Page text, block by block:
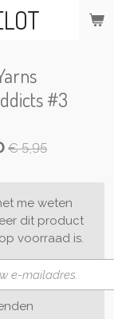
#3
€ 5,95
me weten
dit product
voorraad is.